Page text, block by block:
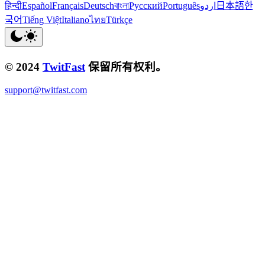
हिन्दीEspañolFrançaisDeutschবাংলাРусскийPortuguêsاردو 日本語한
국어Tiếng ViệtItalianoไทยTürkçe
© 2024 TwitFast 保留所有权利。
support@twitfast.com